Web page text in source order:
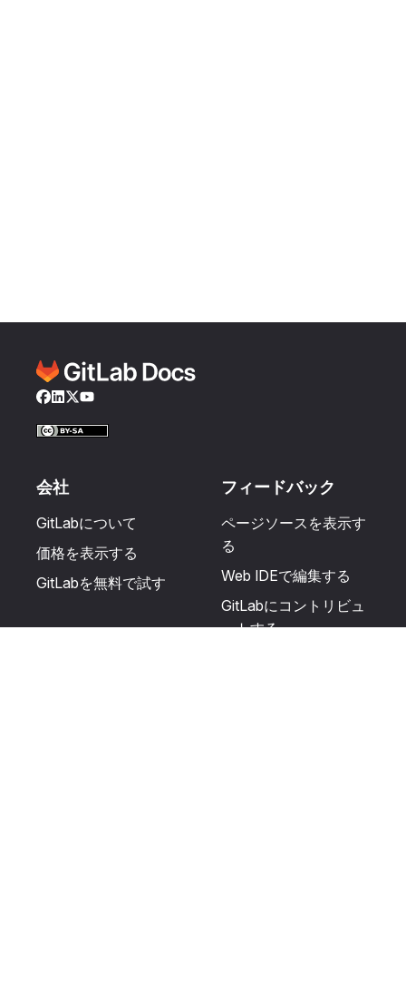
Facebook
LinkedIn
Twitter
YouTube
会社
GitLabについて
価格を表示する
GitLabを無料で試す
フィードバック
ページソースを表示す
る
Web IDEで編集する
GitLabにコントリビュ
ートする